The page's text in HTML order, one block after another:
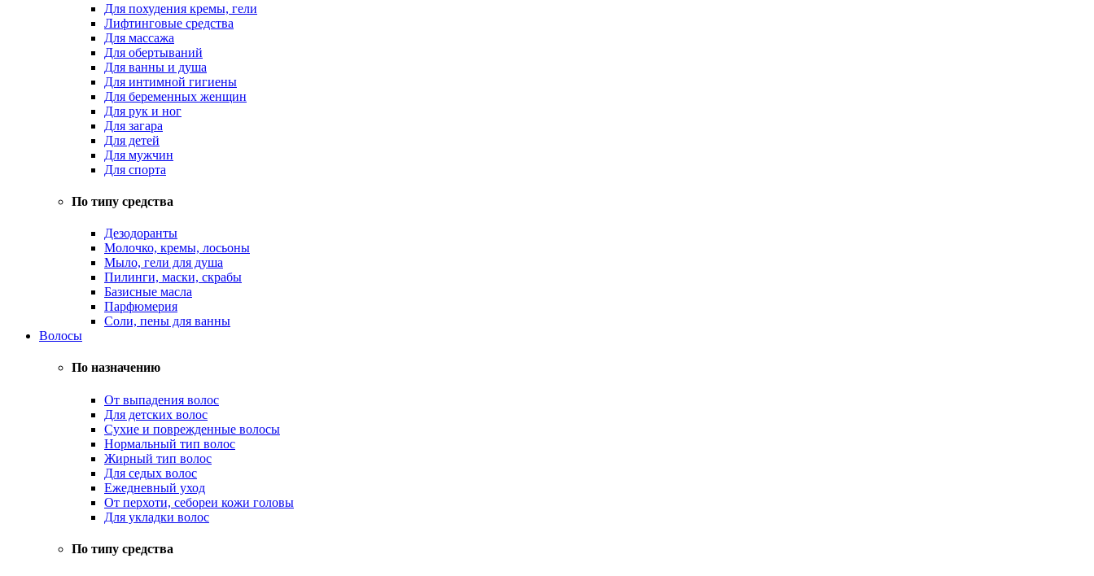
Для похудения кремы, гели
Лифтинговые средства
Для массажа
Для обертываний
Для ванны и душа
Для интимной гигиены
Для беременных женщин
Для рук и ног
Для загара
Для детей
Для мужчин
Для спорта
По типу средства
Дезодоранты
Молочко, кремы, лосьоны
Мыло, гели для душа
Пилинги, маски, скрабы
Базисные масла
Парфюмерия
Соли, пены для ванны
Волосы
По назначению
От выпадения волос
Для детских волос
Сухие и поврежденные волосы
Нормальный тип волос
Жирный тип волос
Для седых волос
Ежедневный уход
От перхоти, себореи кожи головы
Для укладки волос
По типу средства